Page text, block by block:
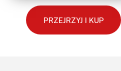
Komunikacja, RF
PRZEJRZYJ I KUP